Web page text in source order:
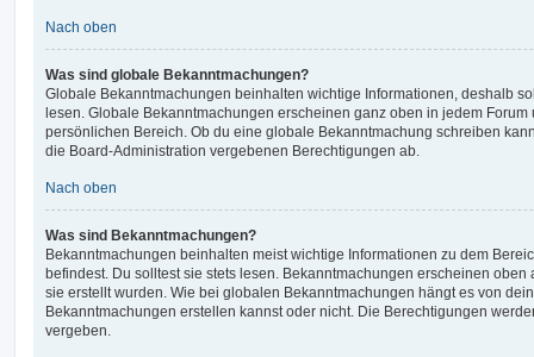
Nach oben
Was sind globale Bekanntmachungen?
Globale Bekanntmachungen beinhalten wichtige Informationen, deshalb
lesen. Globale Bekanntmachungen erscheinen ganz oben in jedem
persönlichen Bereich. Ob du eine globale Bekanntmachung schreiben
die Board-Administration vergebenen Berechtigungen ab.
Nach oben
Was sind Bekanntmachungen?
Bekanntmachungen beinhalten meist wichtige Informationen zu dem
befindest. Du solltest sie stets lesen. Bekanntmachungen erscheinen oben
sie erstellt wurden. Wie bei globalen Bekanntmachungen hängt es von
Bekanntmachungen erstellen kannst oder nicht. Die Berechtigungen
vergeben.